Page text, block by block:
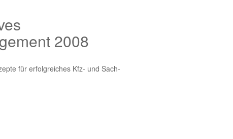
2008
für erfolgreiches Kfz- und Sach-